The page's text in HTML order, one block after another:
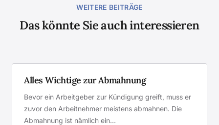
WEITERE BEITRÄGE
Das könnte Sie auch interessieren
Alles Wichtige zur Abmahnung
Bevor ein Arbeitgeber zur Kündigung greift, muss er
zuvor den Arbeitnehmer meistens abmahnen. Die
Abmahnung ist nämlich ein…